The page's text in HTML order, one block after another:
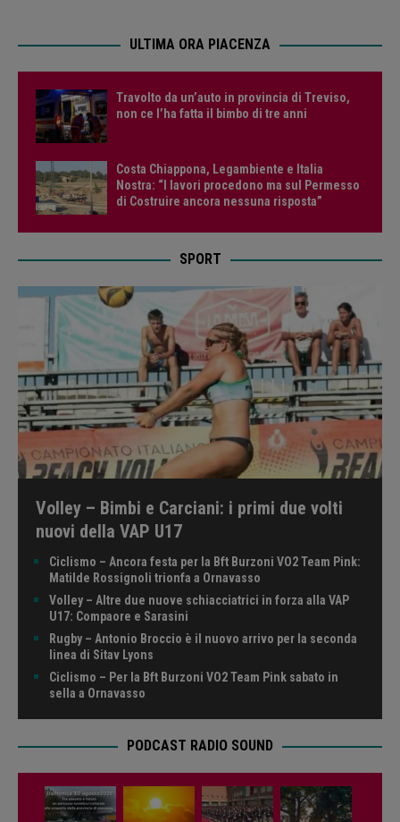
ULTIMA ORA PIACENZA
Travolto da un’auto in provincia di Treviso,
non ce l’ha fatta il bimbo di tre anni
Costa Chiappona, Legambiente e Italia
Nostra: “I lavori procedono ma sul Permesso
di Costruire ancora nessuna risposta”
SPORT
Volley – Bimbi e Carciani: i primi due volti
nuovi della VAP U17
Ciclismo – Ancora festa per la Bft Burzoni VO2 Team Pink:
Matilde Rossignoli trionfa a Ornavasso
Volley – Altre due nuove schiacciatrici in forza alla VAP
U17: Compaore e Sarasini
Rugby – Antonio Broccio è il nuovo arrivo per la seconda
linea di Sitav Lyons
Ciclismo – Per la Bft Burzoni VO2 Team Pink sabato in
sella a Ornavasso
PODCAST RADIO SOUND